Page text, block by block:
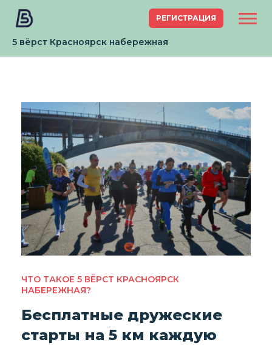
РЕГИСТРАЦИЯ
5 вёрст Красноярск набережная
ЧТО ТАКОЕ 5 ВЁРСТ КРАСНОЯРСК
НАБЕРЕЖНАЯ?
Бесплатные дружеские
старты на 5 км каждую